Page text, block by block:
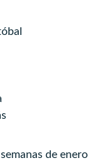
de enero